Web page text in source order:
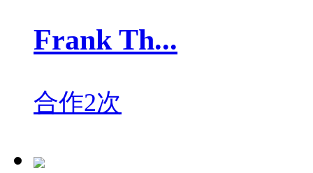
Frank Th...
合作2次